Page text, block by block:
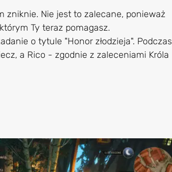
zniknie. Nie jest to zalecane, ponieważ
Ty teraz pomagasz.
o tytule "Honor złodzieja". Podczas
a Rico - zgodnie z zaleceniami Króla